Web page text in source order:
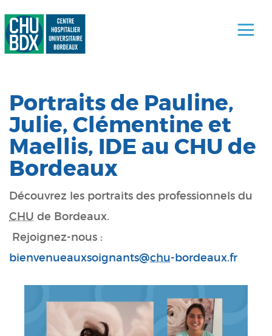
Portraits de Pauline,
Julie, Clémentine et
Maellis, IDE au CHU de
Bordeaux
Découvrez les portraits des professionnels du
CHU de Bordeaux.
Rejoignez-nous :
bienvenueauxsoignants@chu-bordeaux.fr